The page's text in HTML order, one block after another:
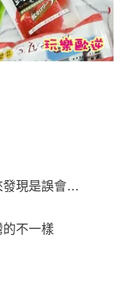
發現是誤會…
的不一樣